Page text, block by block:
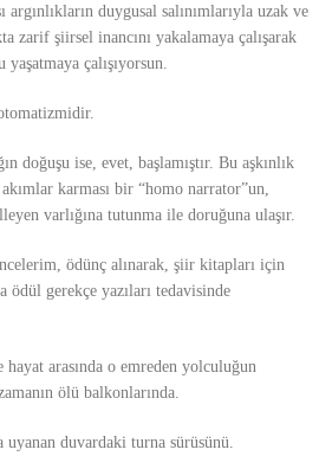
duygusal salınımlarıyla uzak ve
zarif şiirsel inancını yakalamaya çalışarak
çalışıyorsun.
doğuşu ise, evet, başlamıştır. Bu aşkınlık
karması bir “homo narrator”un,
varlığına tutunma ile doruğuna ulaşır.
ödünç alınarak, şiir kitapları için
ödül gerekçe yazıları tedavisinde
arasında o emreden yolculuğun
ölü balkonlarında.
uyanan duvardaki turna sürüsünü.